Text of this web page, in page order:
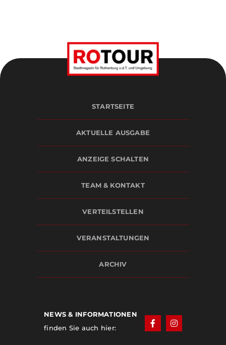
STARTSEITE
AKTUELLE AUSGABE
ANZEIGE SCHALTEN
TEAM & KONTAKT
VERTEILSTELLEN
VERANSTALTUNGEN
ARCHIV
NEWS & INFORMATIONEN
finden Sie auch hier: